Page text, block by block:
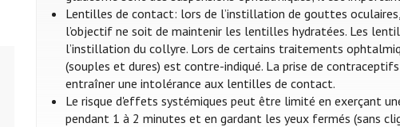
Lentilles de contact: lors de l’instillation de gouttes
l’objectif ne soit de maintenir les lentilles hydratées. Les
l’instillation du collyre. Lors de certains traitements
(souples et dures) est contre-indiqué. La prise de
entraîner une intolérance aux lentilles de contact.
Le risque d'effets systémiques peut être limité en exerçant
pendant 1 à 2 minutes et en gardant les yeux fermés (sans